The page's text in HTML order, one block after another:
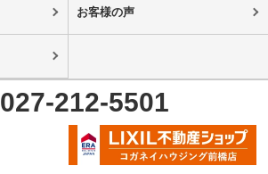
お客様の声
027-212-5501